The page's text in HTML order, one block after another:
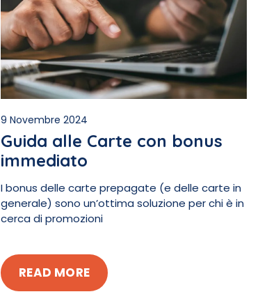
9 Novembre 2024
Guida alle Carte con bonus
immediato
I bonus delle carte prepagate (e delle carte in
generale) sono un’ottima soluzione per chi è in
cerca di promozioni
READ MORE